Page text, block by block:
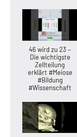
46 wird zu 23 –
Die wichtigste
Zellteilung
erklärt #Meiose
#Bildung
#Wissenschaft